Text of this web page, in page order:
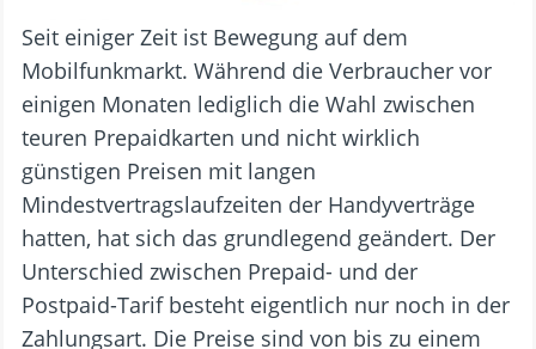
Seit einiger Zeit ist Bewegung auf dem
Mobilfunkmarkt. Während die Verbraucher vor
einigen Monaten lediglich die Wahl zwischen
teuren Prepaidkarten und nicht wirklich
günstigen Preisen mit langen
Mindestvertragslaufzeiten der Handyverträge
hatten, hat sich das grundlegend geändert. Der
Unterschied zwischen Prepaid- und der
Postpaid-Tarif besteht eigentlich nur noch in der
Zahlungsart. Die Preise sind von bis zu einem